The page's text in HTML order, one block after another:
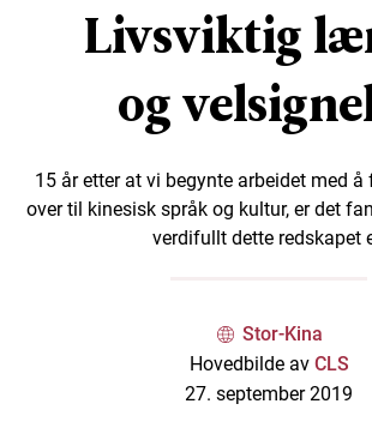
Livsviktig
og
15 år etter at vi begynte arbeidet med å
over til kinesisk språk og kultur, er det
verdifullt dette redskapet
Stor-Kina
Hovedbilde av CLS
27. september 2019